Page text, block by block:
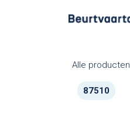
Alle producten
87510